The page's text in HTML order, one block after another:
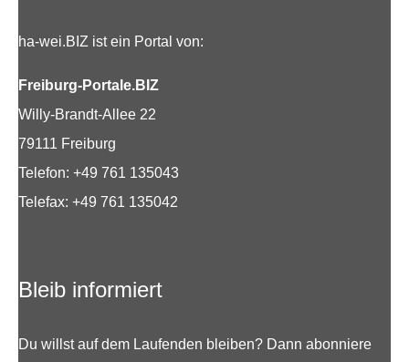
ha-wei.BIZ ist ein Portal von:
Freiburg-Portale.BIZ
Willy-Brandt-Allee 22
79111 Freiburg
Telefon: +49 761 135043
Telefax: +49 761 135042
Bleib informiert
Du willst auf dem Laufenden bleiben? Dann abonniere